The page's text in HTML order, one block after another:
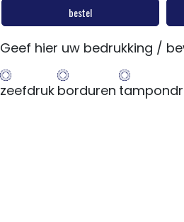
bestel
Geef hier uw bedrukking /
zeefdruk borduren